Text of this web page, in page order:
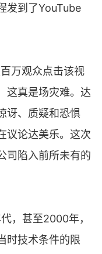
发到了YouTube
万观众点击该视
这真是场灾难。达
讶、质疑和恐惧
议论达美乐。这次
司陷入前所未有的
，甚至2000年，
时技术条件的限